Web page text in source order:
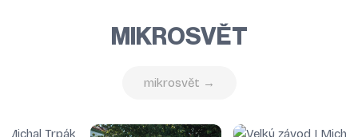
MIKROSVĚT
mikrosvět →